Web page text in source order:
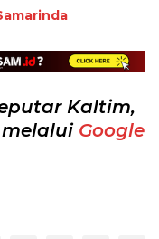
Kaltim,
Google